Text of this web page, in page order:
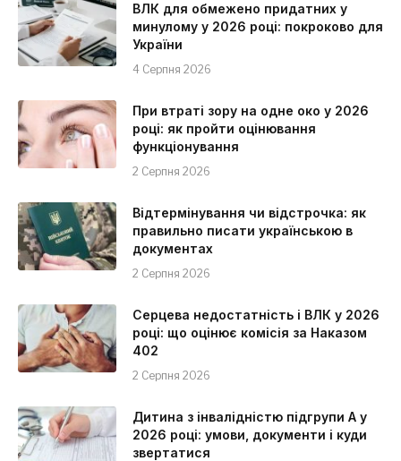
ВЛК для обмежено придатних у
минулому у 2026 році: покроково для
України
4 Серпня 2026
При втраті зору на одне око у 2026
році: як пройти оцінювання
функціонування
2 Серпня 2026
Відтермінування чи відстрочка: як
правильно писати українською в
документах
2 Серпня 2026
Серцева недостатність і ВЛК у 2026
році: що оцінює комісія за Наказом
402
2 Серпня 2026
Дитина з інвалідністю підгрупи А у
2026 році: умови, документи і куди
звертатися